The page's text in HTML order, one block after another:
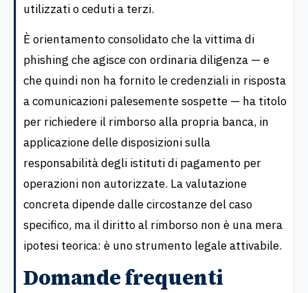
utilizzati o ceduti a terzi.
È orientamento consolidato che la vittima di
phishing che agisce con ordinaria diligenza — e
che quindi non ha fornito le credenziali in risposta
a comunicazioni palesemente sospette — ha titolo
per richiedere il rimborso alla propria banca, in
applicazione delle disposizioni sulla
responsabilità degli istituti di pagamento per
operazioni non autorizzate. La valutazione
concreta dipende dalle circostanze del caso
specifico, ma il diritto al rimborso non è una mera
ipotesi teorica: è uno strumento legale attivabile.
Domande frequenti